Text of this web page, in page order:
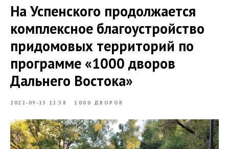
На Успенского продолжается
комплексное благоустройство
придомовых территорий по
программе «1000 дворов
Дальнего Востока»
2022-09-15 12:58 1000 ДВОРОВ